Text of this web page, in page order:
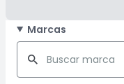
Marcas